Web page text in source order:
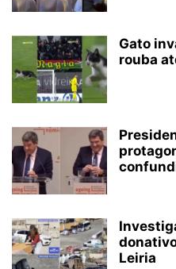
Gato
rouba
Leiria